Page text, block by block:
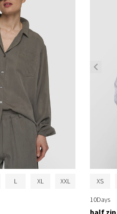
L XL XXL XS
10Days
half